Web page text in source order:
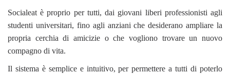
Socialeat è proprio per tutti, dai giovani liberi professionisti agli
studenti universitari, fino agli anziani che desiderano ampliare la
propria cerchia di amicizie o che vogliono trovare un nuovo
compagno di vita.
Il sistema è semplice e intuitivo, per permettere a tutti di poterlo